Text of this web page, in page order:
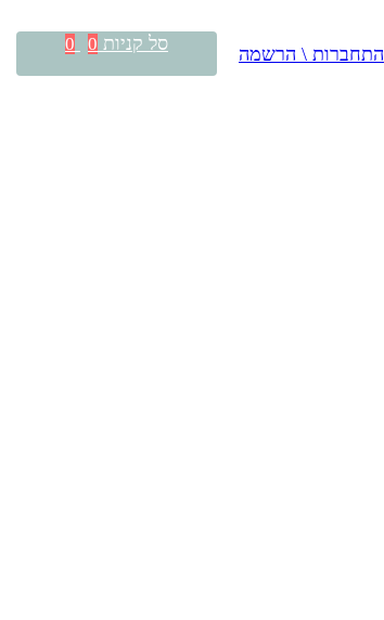
התחברות \ הרשמה סל קניות 0
0